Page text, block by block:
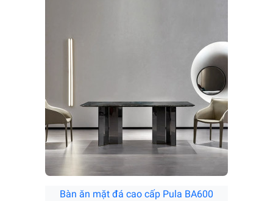
Bàn ăn mặt đá cao cấp Pula BA600